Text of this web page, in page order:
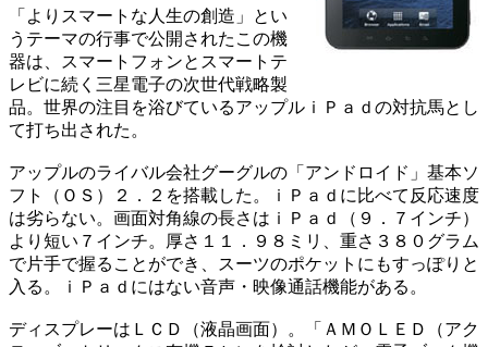
「よりスマートな人生の創造」とい
うテーマの行事で公開されたこの機
器は、スマートフォンとスマートテ
レビに続く三星電子の次世代戦略製
品。世界の注目を浴びているアップルｉＰａｄの対抗馬とし
て打ち出された。
アップルのライバル会社グーグルの「アンドロイド」基本ソ
フト（ＯＳ）２．２を搭載した。ｉＰａｄに比べて反応速度
は劣らない。画面対角線の長さはｉＰａｄ（９．７インチ）
より短い７インチ。厚さ１１．９８ミリ、重さ３８０グラム
で片手で握ることができ、スーツのポケットにもすっぽりと
入る。ｉＰａｄにはない音声・映像通話機能がある。
ディスプレーはＬＣＤ（液晶画面）。「ＡＭＯＬＥＤ（アク